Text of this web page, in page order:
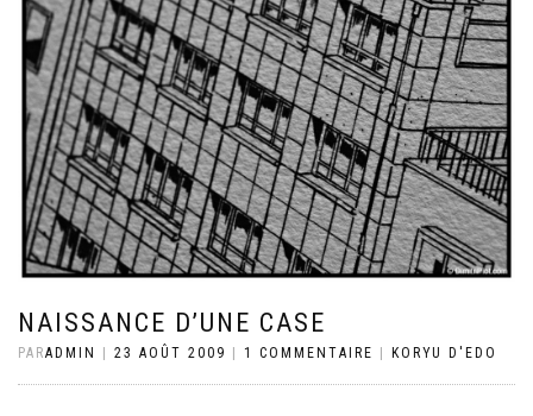
NAISSANCE D’UNE CASE
PARADMIN 23 AOÛT 2009 1 COMMENTAIRE KORYU D'EDO